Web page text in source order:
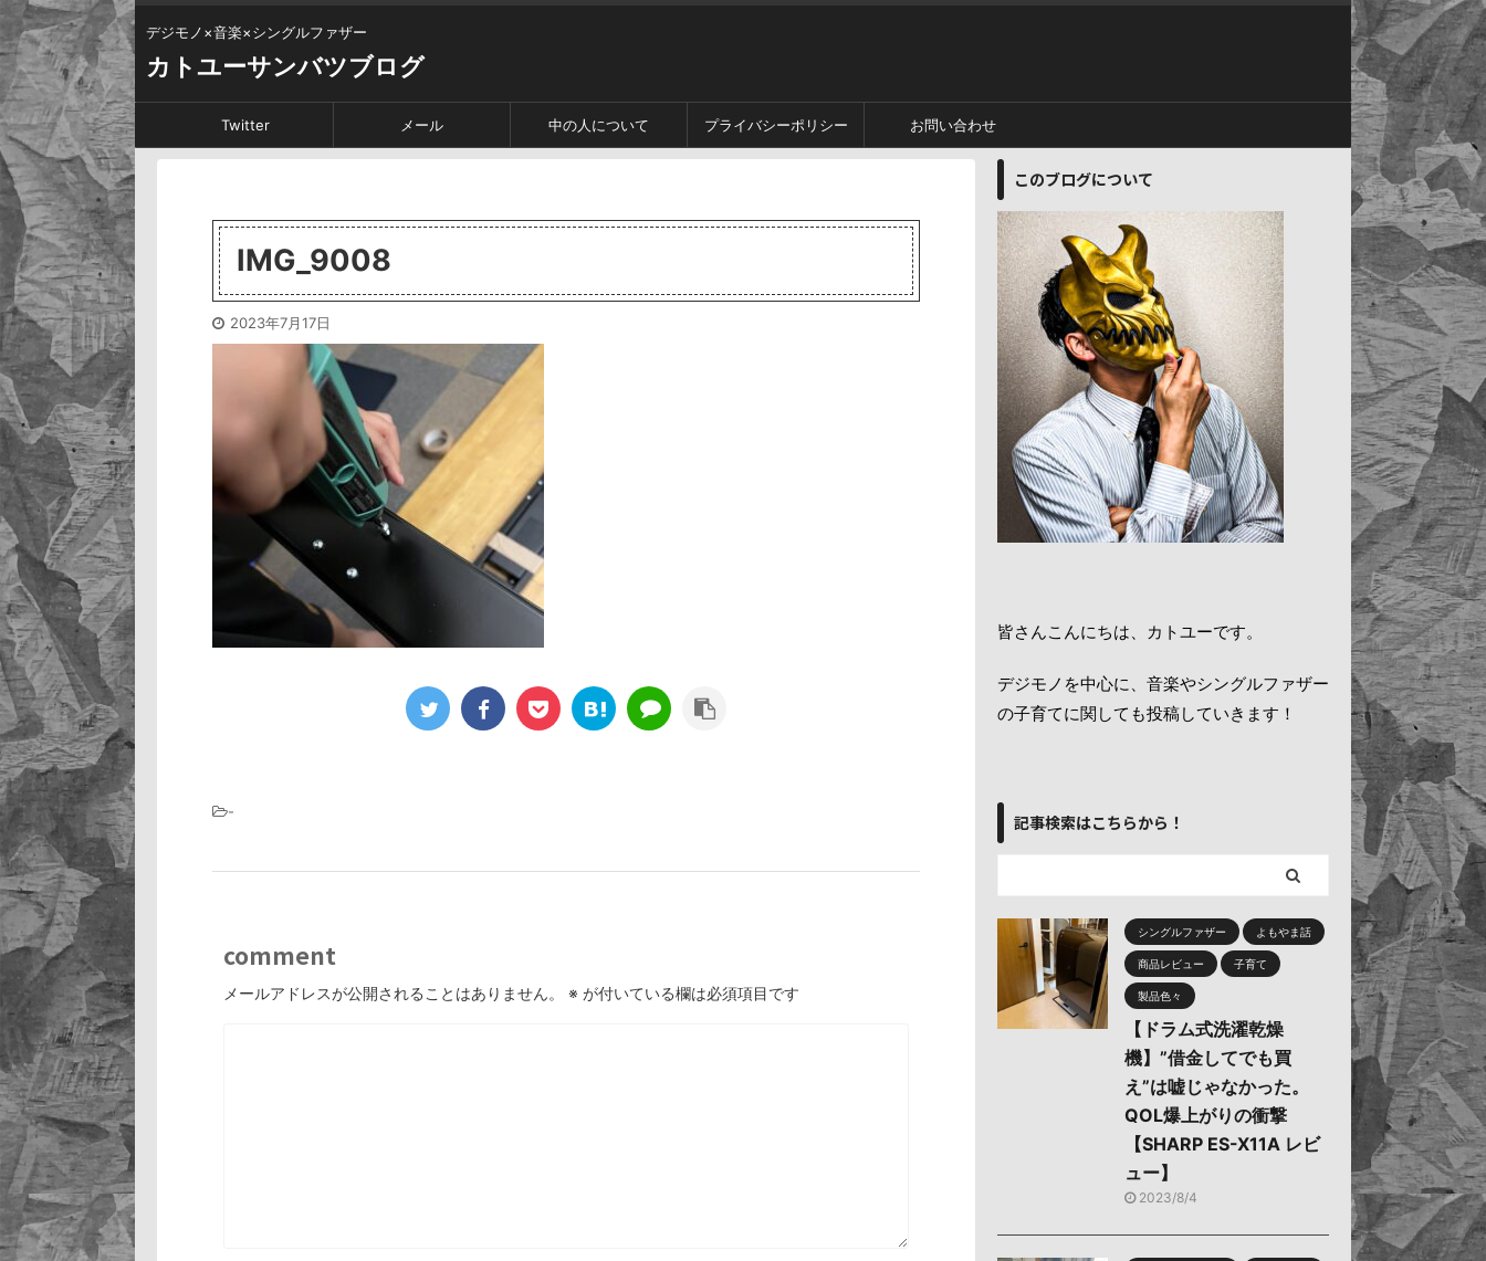
デジモノ×音楽×シングルファザー
カトユーサンバツブログ
Twitter メール 中の人について プライバシーポリシー お問い合わせ
IMG_9008
2023年7月17日
-
comment
メールアドレスが公開されることはありません。 ※ が付いている欄は必須項目です
このブログについて
皆さんこんにちは、カトユーです。
デジモノを中心に、音楽やシングルファザー
の子育てに関しても投稿していきます！
記事検索はこちらから！
シングルファザー よもやま話
商品レビュー 子育て
製品色々
【ドラム式洗濯乾燥
機】”借金してでも買
え”は嘘じゃなかった。
QOL爆上がりの衝撃
【SHARP ES-X11A レビ
ュー】
2023/8/4